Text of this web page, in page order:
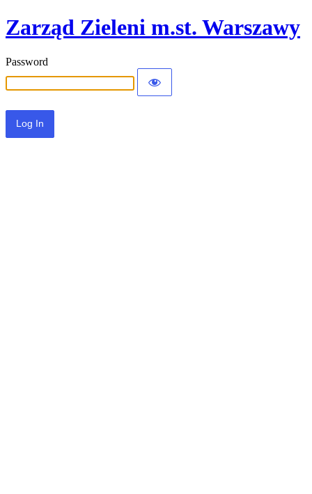
Zarząd Zieleni m.st. Warszawy
Password